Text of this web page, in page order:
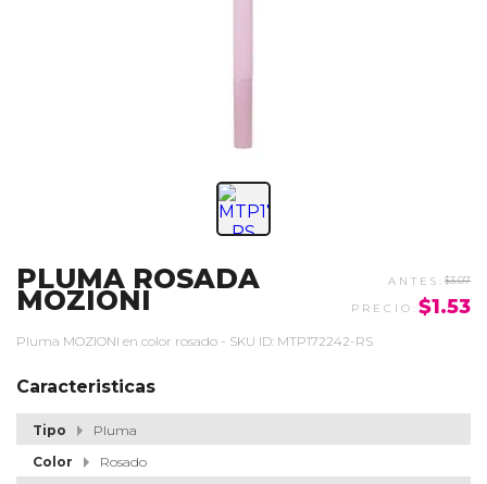
PLUMA ROSADA
MOZIONI
$3.07
$1.53
Pluma MOZIONI en color rosado - SKU ID: MTP172242-RS
Caracteristicas
Tipo
Pluma
Color
Rosado